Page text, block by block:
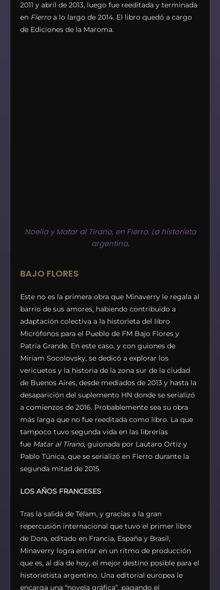
2011 y abril de 2013, luego fue reeditada y terminada
en Fierroa lo largo de 2014. El libro quedó a cargo
de Ediciones de la Maroma.
Noelia y Matar al Tirano, en Fierro. La historieta
argentina.
BAJO FLORES
Este no es la primera obra que Minaverry le regala al
barrio de sus amores, habiendo contribuido a
adaptación colectiva a la historieta del libro
Micrófonos para el Pueblo de FM Bajo Flores y
Patria Grande. En este caso, y con guiones de
Miriam Socolovsky, se dedicó a explorar los
vericuetos y la historia de la zona sur de la ciudad
de Buenos Aires, desde mediados de 2013 y hasta la
desaparición del suplemento HN donde se serializó
a comienzos de 2016. Probablemente sea su obra
más larga que no fue reeditada como libro. La que
tampoco tuvo segunda vida en las librerías
fue Matar al Tirano, guionada por Lautaro Ortiz y
Pablo Túnica, que se serializó en Fierro durante la
segunda mitad de 2015.
LOS AÑOS FRANCESES
Tras la salida de Télam, y gracias a la gran
repercusión internacional que tuvo el primer libro
de Dora, editado en Francia, España y Brasil,
Minaverry logra entrar en un ritmo de producción
que es, al día de hoy, el mejor destino posible para el
historietista argentino. Una editorial europea le
encarga una “novela gráfica”, pagando el